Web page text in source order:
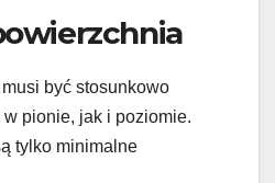
musi być stosunkowo
pionie, jak i poziomie.
tylko minimalne